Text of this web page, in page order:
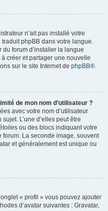
n’ait pas installé votre
phpBB dans votre langue.
forum d’installer la langue
à créer et partager une nouvelle
sur le site Internet de phpBB®.
de mon nom d’utilisateur ?
avec votre nom d’utilisateur
L’une d’elles peut être
ou des blocs indiquant votre
forum. La seconde image, souvent
et généralement est unique ou
« profil » vous pouvez ajouter
d’avatar suivantes : Gravatar,